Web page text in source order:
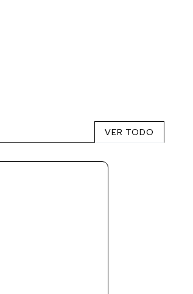
VER TODO